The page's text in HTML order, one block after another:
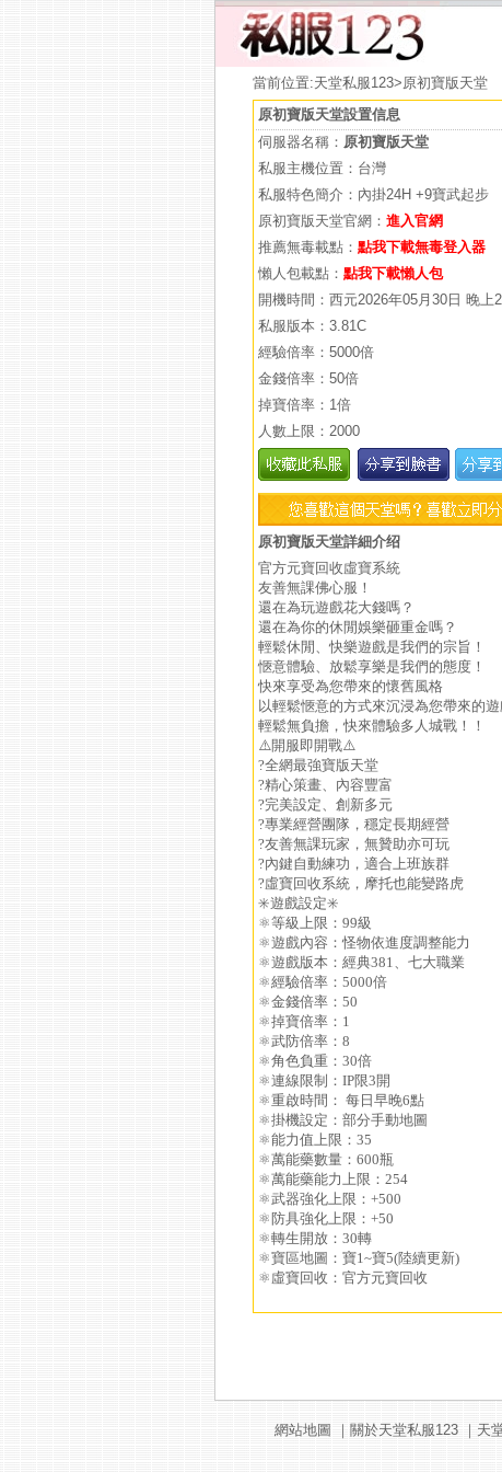
當前位置:天堂私服123>原初寶版天堂
原初寶版天堂設置信息
伺服器名稱： 原初寶版天堂
私服主機位置：台灣
私服特色簡介：內掛24H +9寶武起步
原初寶版天堂官網： 進入官網
推薦無毒載點： 點我下載無毒登入器
懶人包載點： 點我下載懶人包
開機時間：西元2026年05月30日 晚上
私服版本：3.81C
經驗倍率：5000倍
金錢倍率：50倍
掉寶倍率：1倍
人數上限：2000
原初寶版天堂詳細介绍
官方元寶回收虛寶系統
友善無課佛心服！
還在為玩遊戲花大錢嗎？
還在為你的休閒娛樂砸重金嗎？
輕鬆休閒、快樂遊戲是我們的宗旨！
愜意體驗、放鬆享樂是我們的態度！
快來享受為您帶來的懷舊風格
以輕鬆愜意的方式來沉浸為您帶來的遊
輕鬆無負擔，快來體驗多人城戰！！
⚠️開服即開戰⚠️
?全網最強寶版天堂
?精心策畫、內容豐富
?完美設定、創新多元
?專業經營團隊，穩定長期經營
?友善無課玩家，無贊助亦可玩
?內鍵自動練功，適合上班族群
?虛寶回收系統，摩托也能變路虎
✳️遊戲設定✳️
⚛️等級上限：99級
⚛️遊戲內容：怪物依進度調整能力
⚛️遊戲版本：經典381、七大職業
⚛️經驗倍率：5000倍
⚛️金錢倍率：50
⚛️掉寶倍率：1
⚛️武防倍率：8
⚛️角色負重：30倍
⚛️連線限制：IP限3開
⚛️重啟時間： 每日早晚6點
⚛️掛機設定：部分手動地圖
⚛️能力值上限：35
⚛️萬能藥數量：600瓶
⚛️萬能藥能力上限：254
⚛️武器強化上限：+500
⚛️防具強化上限：+50
⚛️轉生開放：30轉
⚛️寶區地圖：寶1~寶5(陸續更新)
⚛️虛寶回收：官方元寶回收
網站地圖 ｜ 關於天堂私服123｜ 天